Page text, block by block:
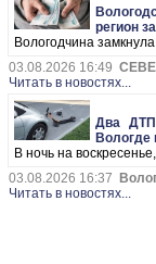
регион
Вологодчина
03.08.2026 16:49
Читать в новостях...
Два ДТП
Вологде
В ночь на
03.08.2026 16:37
Читать в новостях...